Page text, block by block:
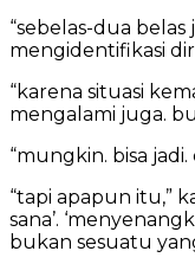
“sebelas-dua
mengidentifikasi
“karena situasi
mengalami juga.
“mungkin. bisa jadi.
“tapi apapun itu,”
sana’.
bukan sesuatu